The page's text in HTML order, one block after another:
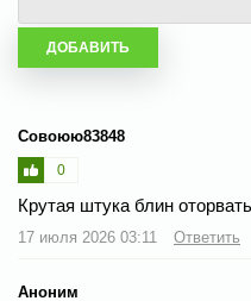
Совоюю83848
0
Крутая штука блин
17 июля 2026 03:11 Ответить
Аноним